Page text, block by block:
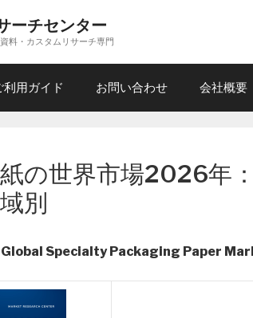
ーチセンター
料・カスタムリサーチ専門
利用ガイド お問い合わせ 会社概要
の世界市場2026年
別
Global Specialty Packaging Paper